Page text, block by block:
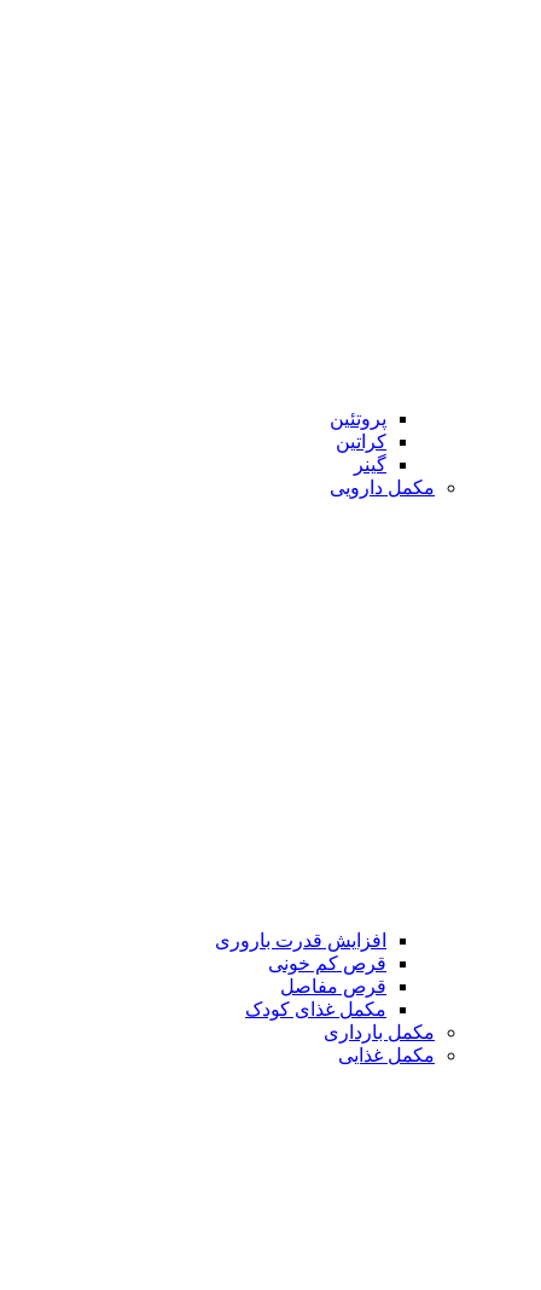
پروتئین
کراتین
گینر
مکمل دارویی
افزایش قدرت باروری
قرص کم خونی
قرص مفاصل
مکمل غذای کودک
مکمل بارداری
مکمل غذایی